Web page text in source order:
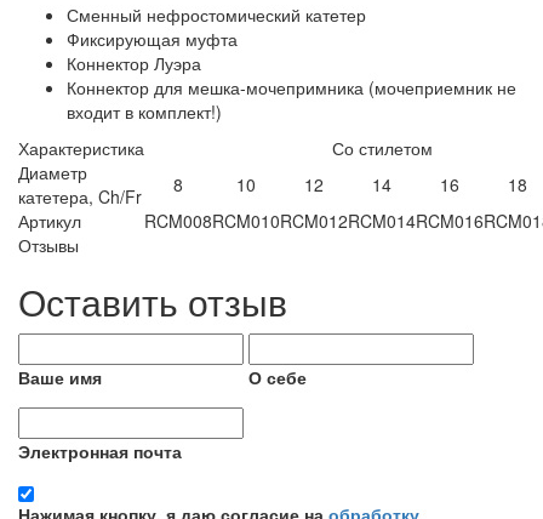
Сменный нефростомический катетер
Фиксирующая муфта
Коннектор Луэра
Коннектор для мешка-мочепримника (мочеприемник не
входит в комплект!)
Характеристика
Со стилетом
Диаметр
катетера, Ch/Fr
8 10 12 14 16
18
Артикул
RCM008RCM010RCM012RCM014RCM016
Отзывы
Оставить отзыв
Ваше имя О себе
Электронная почта
Нажимая кнопку, я даю согласие на обработку